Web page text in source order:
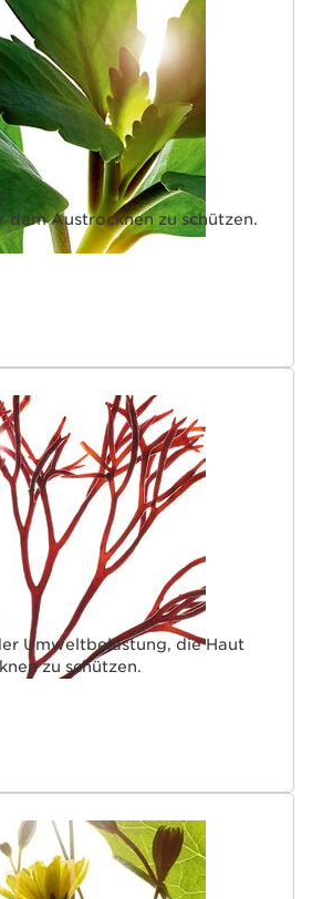
dem Austrocknen zu schützen.
Umweltbelastung, die Haut
zu schützen.